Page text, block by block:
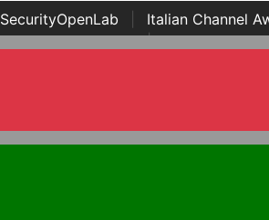
SecurityOpenLab Italian Channel
Awards | ...